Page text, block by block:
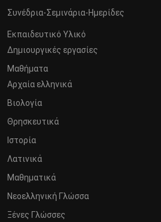
Συνέδρια-Σεμινάρια-Ημερίδες
Εκπαιδευτικό Υλικό
Δημιουργικές εργασίες
Μαθήματα
Αρχαία ελληνικά
Βιολογία
Θρησκευτικά
Ιστορία
Λατινικά
Μαθηματικά
Νεοελληνική Γλώσσα
Ξένες Γλώσσες